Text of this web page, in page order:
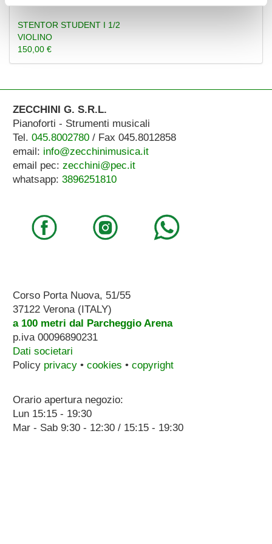
STENTOR STUDENT I 1/2
VIOLINO
150,00 €
ZECCHINI G. S.R.L.
Pianoforti - Strumenti musicali
Tel. 045.8002780/ Fax 045.8012858
email: info@zecchinimusica.it
email pec: zecchini@pec.it
whatsapp: 3896251810
Corso Porta Nuova, 51/55
37122 Verona (ITALY)
a 100 metri dal Parcheggio Arena
p.iva 00096890231
Dati societari
Policy privacy• cookies • copyright
Orario apertura negozio:
Lun 15:15 - 19:30
Mar - Sab 9:30 - 12:30 / 15:15 - 19:30